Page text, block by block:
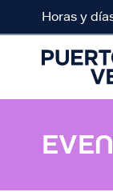
Horas y